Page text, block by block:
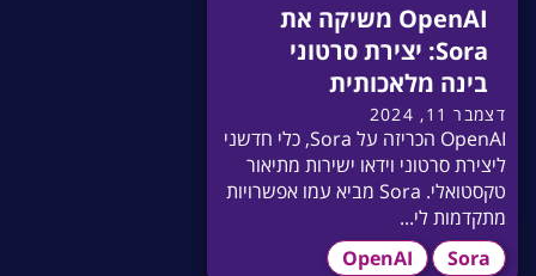
OpenAI משיקה את
Sora: יצירת סרטוני
בינה מלאכותית
דצמבר 11, 2024
OpenAI הכריזה על Sora, כלי חדשני
ליצירת סרטוני וידאו ישירות מתיאור
טקסטואלי. Sora מביא עמו אפשרויות
מתקדמות לי...
Sora
OpenAI